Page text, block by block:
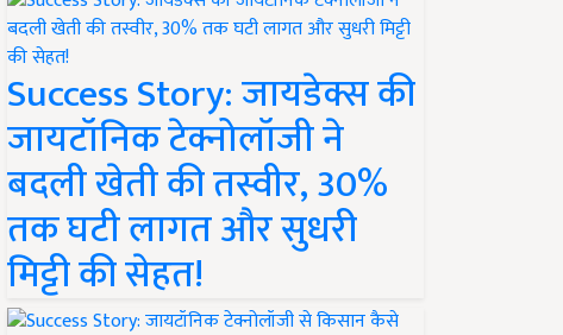
Success Story: जायडेक्स की
जायटॉनिक टेक्नोलॉजी ने
बदली खेती की तस्वीर, 30%
तक घटी लागत और सुधरी
मिट्टी की सेहत!